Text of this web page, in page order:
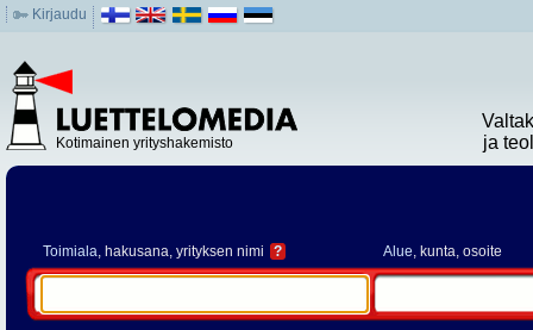
Kirjaudu
Kotimainen yrityshakemisto
ja
Toimiala, hakusana, yrityksen nimi ? Alue, kunta, osoite